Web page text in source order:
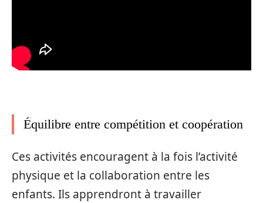
Équilibre entre compétition et coopération
Ces activités encouragent à la fois l’activité
physique et la collaboration entre les
enfants. Ils apprendront à travailler